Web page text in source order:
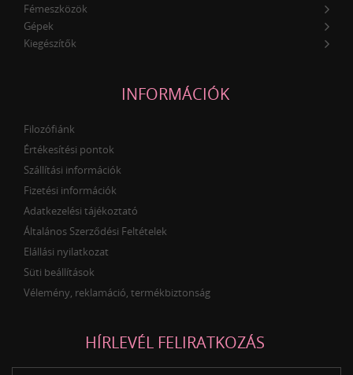
Fémeszközök
Gépek
Kiegészítők
INFORMÁCIÓK
Filozófiánk
Értékesítési pontok
Szállítási információk
Fizetési információk
Adatkezelési tájékoztató
Általános Szerződési Feltételek
Elállási nyilatkozat
Süti beállítások
Vélemény, reklamáció, termékbiztonság
HÍRLEVÉL FELIRATKOZÁS